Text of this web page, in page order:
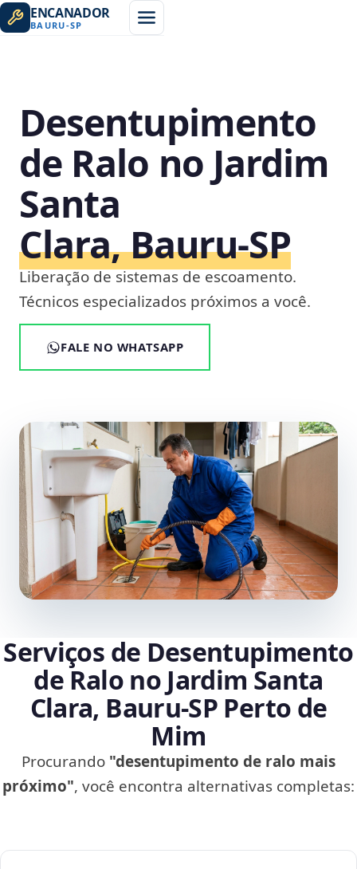
ENCANADOR
BAURU-SP
Desentupimento
de Ralo no Jardim
Santa
Clara, Bauru‑SP
Liberação de sistemas de escoamento.
Técnicos especializados próximos a você.
FALE NO WHATSAPP
Serviços de Desentupimento
de Ralo no Jardim Santa
Clara, Bauru‑SP Perto de
Mim
Procurando "desentupimento de ralo mais
próximo", você encontra alternativas completas: